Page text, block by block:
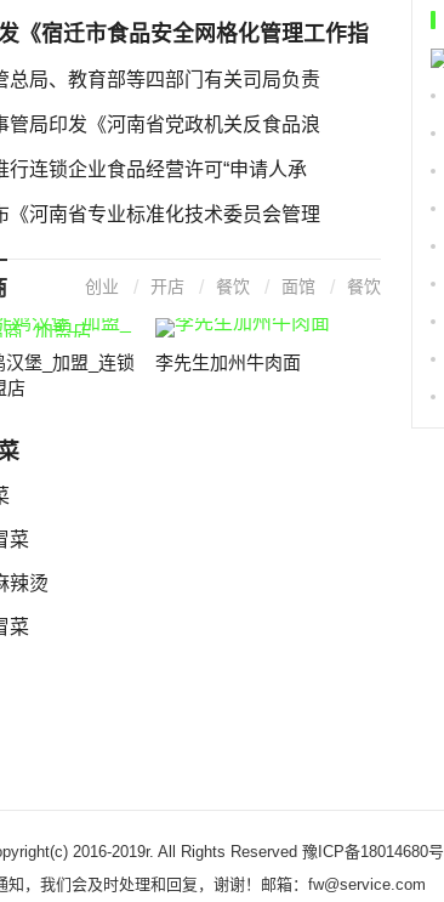
《宿迁市食品安全网格化管理工作指
总局、教育部等四部门有关司局负责
管局印发《河南省党政机关反食品浪
行连锁企业食品经营许可“申请人承
《河南省专业标准化技术委员会管理
创业 开店 餐饮 面馆 餐饮
汉堡_加盟_连锁
店
李先生加州牛肉面
菜
辣烫
菜
2016-2019r. All Rights Reserved 豫ICP备18014680号
知，我们会及时处理和回复，谢谢！邮箱：fw@service.com